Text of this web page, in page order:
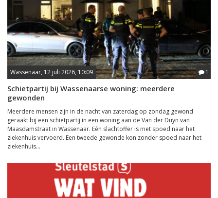
Wassenaar, 12 juli 2026, 10:09 1
Schietpartij bij Wassenaarse woning: meerdere
gewonden
Meerdere mensen zijn in de nacht van zaterdag op zondag gewond
geraakt bij een schietpartij in een woning aan de Van der Duyn van
Maasdamstraat in Wassenaar. Eén slachtoffer is met spoed naar het
ziekenhuis vervoerd. Een tweede gewonde kon zonder spoed naar het
ziekenhuis...